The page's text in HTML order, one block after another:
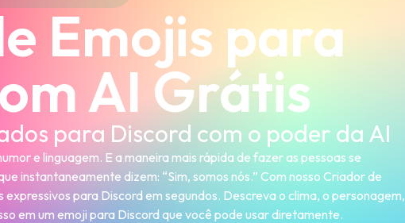
Emojis para
AI Grátis
para Discord com o poder da AI
e linguagem. E a maneira mais rápida de fazer as pessoas se
instantaneamente dizem: “Sim, somos nós.” Com nosso Criador de
para Discord em segundos. Descreva o clima, o personagem,
em um emoji para Discord que você pode usar diretamente.